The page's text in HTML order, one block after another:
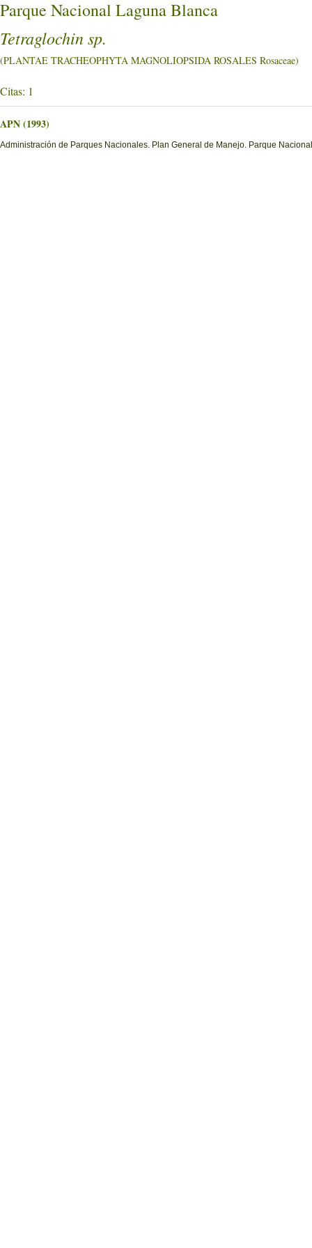
Parque Nacional Laguna Blanca
Tetraglochin sp.
(PLANTAE TRACHEOPHYTA MAGNOLIOPSIDA ROSALES Rosaceae)
Citas: 1
APN (1993)
Administración de Parques Nacionales. Plan General de Manejo. Parque